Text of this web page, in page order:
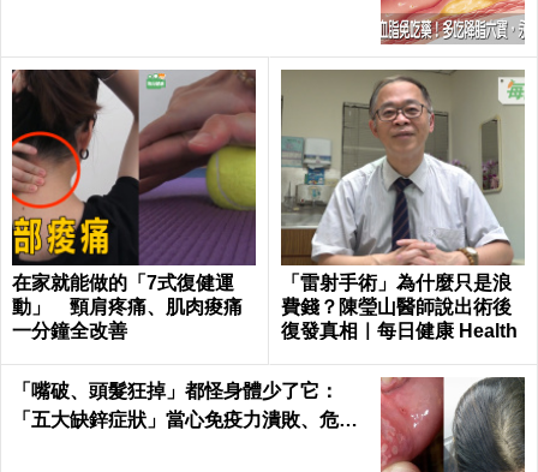
在家就能做的「7式復健運
動」 頸肩疼痛、肌肉痠痛
一分鐘全改善
「雷射手術」為什麼只是浪
費錢？陳瑩山醫師說出術後
復發真相｜每日健康 Health
「嘴破、頭髮狂掉」都怪身體少了它：
「五大缺鋅症狀」當心免疫力潰敗、危機